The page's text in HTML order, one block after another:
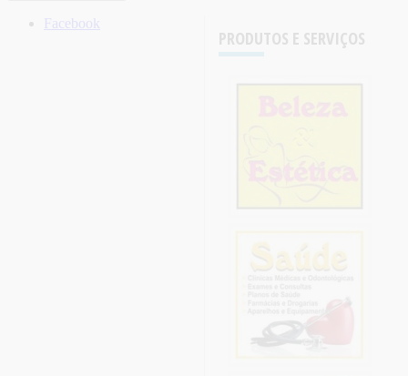
PRODUTOS E SERVIÇOS
Facebook